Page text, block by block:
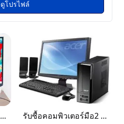
ดูโปรไฟล์
ขายจอเกมส์มิ่งเทพภาพสวยสมจริง ความละเอียดระดับ 4K ( 240 Hz )
รับซื้อคอมพิวเตอร์มือ2 โน๊ตบุ๊คและอุปกรณ์ITทุกชนิดให้ราคาสูง สนใจติดต่อ 086-0904146 พลอยจ้า